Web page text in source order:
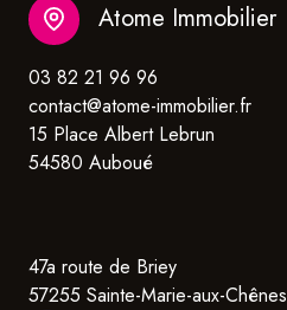
Atome Immobilier
03 82 21 96 96
contact@atome-immobilier.fr
15 Place Albert Lebrun
54580 Auboué
47a route de Briey
57255 Sainte-Marie-aux-Chênes